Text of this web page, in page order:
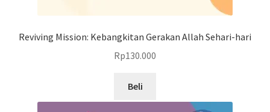
Reviving Mission: Kebangkitan Gerakan Allah Sehari-hari
Rp130.000
Beli